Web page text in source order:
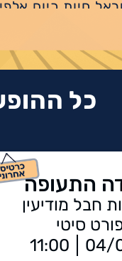
חיות כיום
כל
התעופה
חבל מודיעין
סיטי
04/
11:00